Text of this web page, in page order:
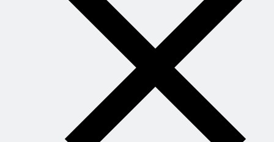
легко?
Книга
секретных
свободу
придумывать
блюда на ходу
и знать, что всё
получится.